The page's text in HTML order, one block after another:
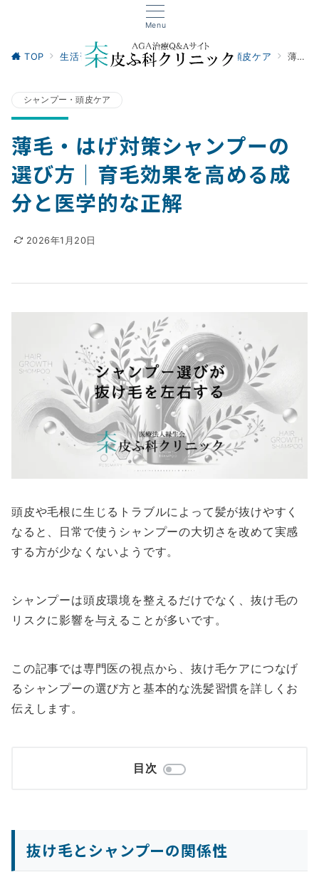
Menu
TOP 生活習慣・セルフケア シャンプー・頭皮ケア 薄毛・はげ対策シャンプーの選び方｜育毛効果を高める成分と医学的な正解
シャンプー・頭皮ケア
薄毛・はげ対策シャンプーの
選び方｜育毛効果を高める成
分と医学的な正解
2026年1月20日
頭皮や毛根に生じるトラブルによって髪が抜けやすく
なると、日常で使うシャンプーの大切さを改めて実感
する方が少なくないようです。
シャンプーは頭皮環境を整えるだけでなく、抜け毛の
リスクに影響を与えることが多いです。
この記事では専門医の視点から、抜け毛ケアにつなげ
るシャンプーの選び方と基本的な洗髪習慣を詳しくお
伝えします。
目次
抜け毛とシャンプーの関係性